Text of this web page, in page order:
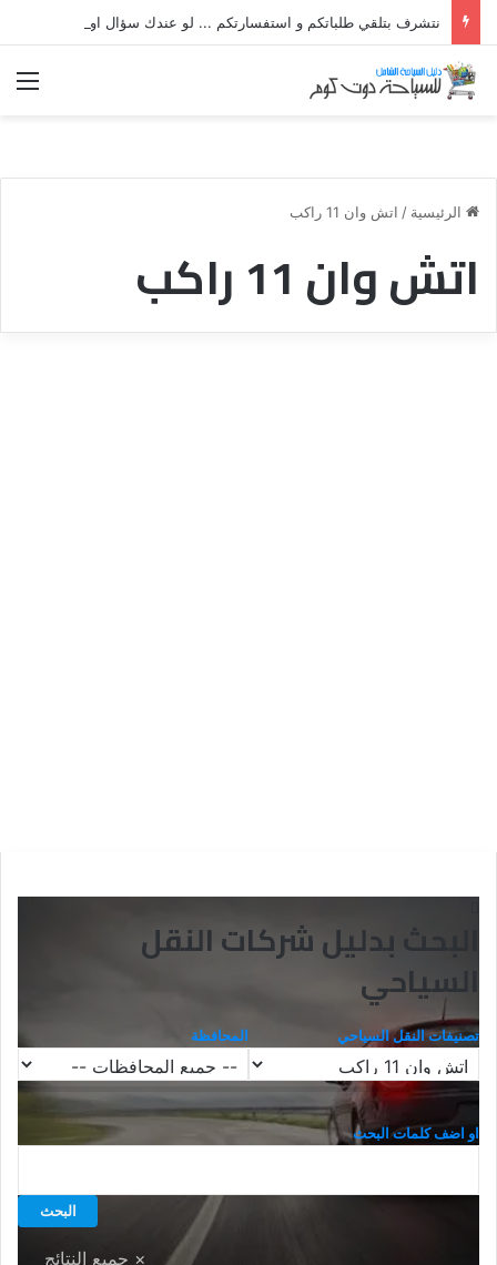
الرئيسية / اتش وان 11 راكب
اتش وان 11 راكب
البحث بدليل شركات النقل
السياحي
تصنيفات النقل السياحي المحافظة
او اضف كلمات البحث